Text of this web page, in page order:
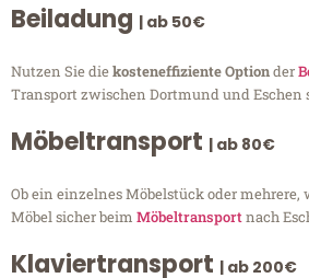
Beiladung | ab 50€
Nutzen Sie diekosteneffiziente Optionder
Transport zwischen Dortmund und Eschen
Möbeltransport | ab 80€
Ob ein einzelnes Möbelstück oder
Möbel sicher beim Möbeltransportnach
Klaviertransport | ab 200€